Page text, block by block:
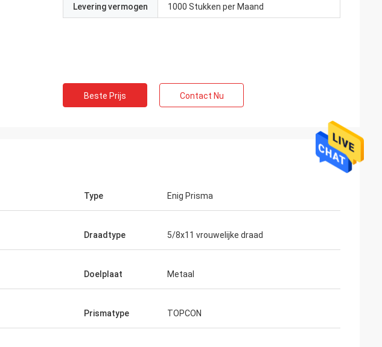
Levering vermogen 1000 Stukken per Maand
Beste Prijs Contact Nu
Type Enig Prisma
Draadtype 5/8x11 vrouwelijke draad
Doelplaat Metaal
Prismatype TOPCON